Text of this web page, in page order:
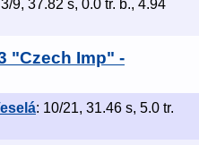
9, 37.82 s, 0.0 tr. b., 4.94
"Czech Imp" -
: 10/21, 31.46 s, 5.0 tr.